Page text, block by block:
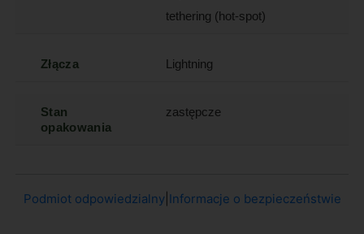
tethering (hot-spot)
Złącza Lightning
Stan
opakowania
zastępcze
Podmiot odpowiedzialny| Informacje o bezpieczeństwie